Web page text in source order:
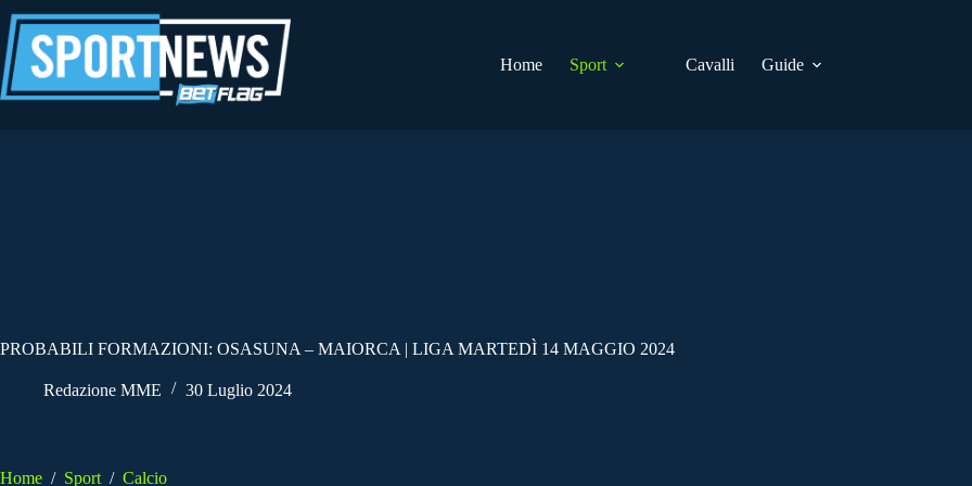
al
contenuto
Home
Sport Cavalli Guide
PROBABILI FORMAZIONI: OSASUNA – MAIORCA | LIGA MARTEDÌ 14 MAGGIO 2024
Redazione MME 30 Luglio 2024
Home / Sport / Calcio